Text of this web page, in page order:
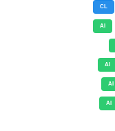
CL
AI
AI
AI
AI